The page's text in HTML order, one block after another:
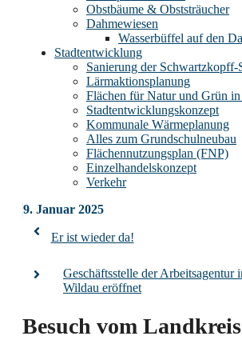
Obstbäume & Obststräucher
Dahmewiesen
Wasserbüffel auf den
Stadtentwicklung
Sanierung der Schwartzkopff-
Lärmaktionsplanung
Flächen für Natur und Grün
Stadtentwicklungskonzept
Kommunale Wärmeplanung
Alles zum Grundschulneubau
Flächennutzungsplan (FNP)
Einzelhandelskonzept
Verkehr
9. Januar 2025
Er ist wieder da!
Geschäftsstelle der Arbeitsagentur
Wildau eröffnet
Besuch vom Landkreis